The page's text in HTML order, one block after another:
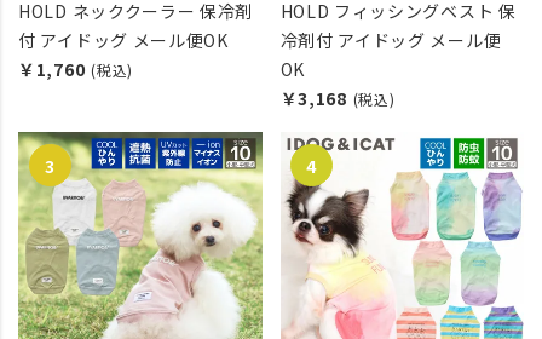
HOLD ネッククーラー 保冷剤
付 アイドッグ メール便OK
￥1,760 (税込)
HOLD フィッシングベスト 保
冷剤付 アイドッグ メール便
OK
￥3,168 (税込)